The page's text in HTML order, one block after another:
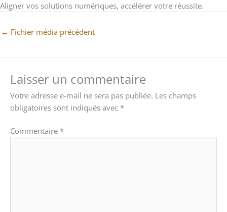
Aligner vos solutions numériques, accélérer votre réussite.
← Fichier média précédent
Laisser un commentaire
Votre adresse e-mail ne sera pas publiée. Les champs
obligatoires sont indiqués avec *
Commentaire *